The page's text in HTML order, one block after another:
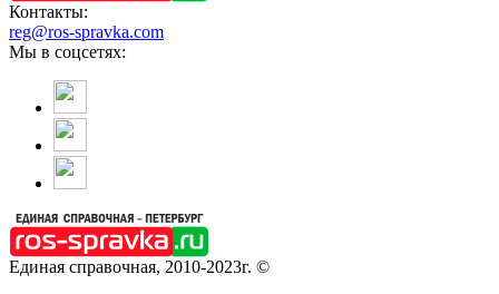
Контакты:
reg@ros-spravka.com
Мы в соцсетях:
Единая справочная, 2010-2023г. ©